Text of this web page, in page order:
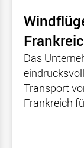
Das
Transport
Frankreich